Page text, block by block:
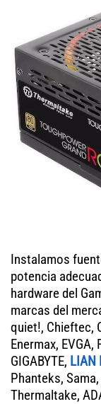
Instalamos
potencia
hardware del
marcas del
quiet!, Chieftec,
Enermax, EVGA,
GIGABYTE, LIAN
Phanteks,
Thermaltake,